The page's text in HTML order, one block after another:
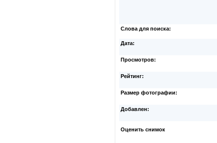
Слова для поиска:
Дата:
Просмотров:
Рейтинг:
Размер фотографии:
Добавлен:
Оценить снимок